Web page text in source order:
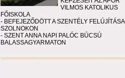
VILMOS KATOLIKUS
FŐISKOLA
- BEFEJEZŐDÖTT A SZENTÉLY FELÚJÍTÁSA
SZOLNOKON
- SZENT ANNA NAPI PALÓC BÚCSÚ
BALASSAGYARMATON